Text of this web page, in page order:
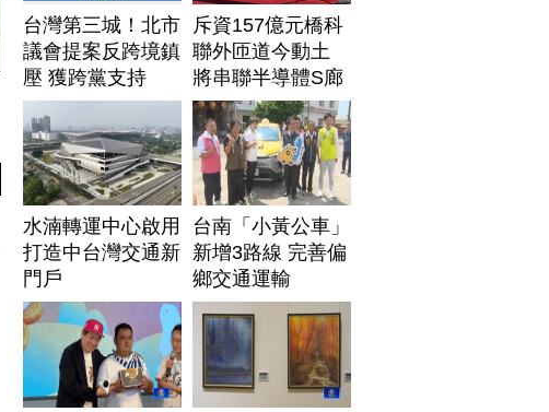
台灣第三城！北市
議會提案反跨境鎮
壓 獲跨黨支持
斥資157億元橋科
聯外匝道今動土
將串聯半導體S廊
帶
水湳轉運中心啟用
打造中台灣交通新
門戶
台南「小黃公車」
新增3路線 完善偏
鄉交通運輸